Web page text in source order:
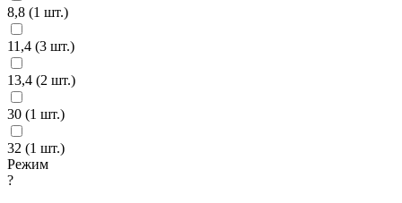
8,8 (1 шт.)
11,4 (3 шт.)
13,4 (2 шт.)
30 (1 шт.)
32 (1 шт.)
Режим
?